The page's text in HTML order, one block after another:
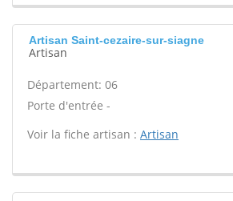
Artisan Saint-cezaire-sur-siagne
Artisan
Département: 06
Porte d'entrée -
Voir la fiche artisan : Artisan